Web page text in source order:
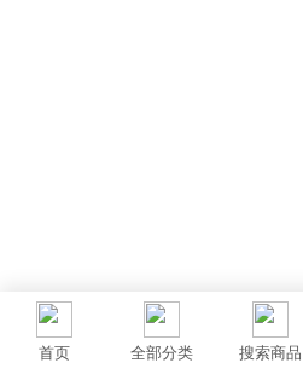
首页 全部分类 搜索商品